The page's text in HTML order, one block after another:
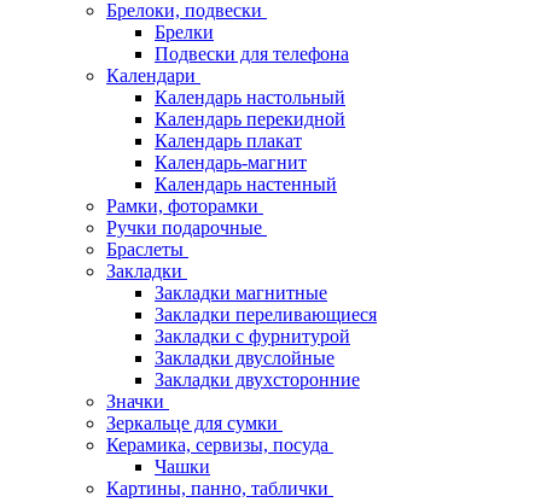
Брелоки, подвески
Брелки
Подвески для телефона
Календари
Календарь настольный
Календарь перекидной
Календарь плакат
Календарь-магнит
Календарь настенный
Рамки, фоторамки
Ручки подарочные
Браслеты
Закладки
Закладки магнитные
Закладки переливающиеся
Закладки с фурнитурой
Закладки двуслойные
Закладки двухсторонние
Значки
Зеркальце для сумки
Керамика, сервизы, посуда
Чашки
Картины, панно, таблички